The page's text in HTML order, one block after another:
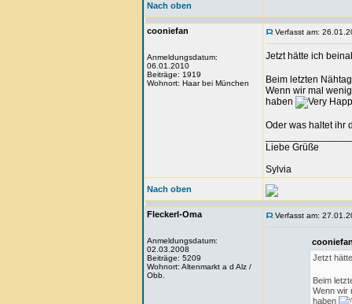
Nach oben
cooniefan
Anmeldungsdatum:
06.01.2010
Beiträge: 1919
Wohnort: Haar bei München
Verfasst am:
Jetzt hätte ich
Beim letzten
Wenn wir mal
haben
Oder was haltet ihr
Liebe Grüße
Sylvia
Nach oben
Fleckerl-Oma
Anmeldungsdatum:
02.03.2008
Beiträge: 5209
Wohnort: Altenmarkt a d Alz /
Obb.
Verfasst am:
Jetzt
Beim
Wenn wir
haben